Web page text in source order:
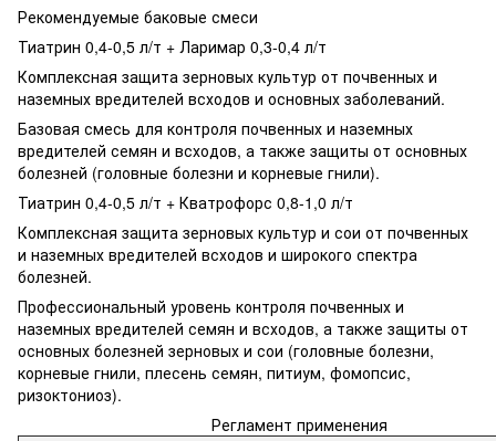
Рекомендуемые баковые смеси
Тиатрин 0,4-0,5 л/т + Ларимар 0,3-0,4 л/т
Комплексная защита зерновых культур от почвенных и
наземных вредителей всходов и основных заболеваний.
Базовая смесь для контроля почвенных и наземных
вредителей семян и всходов, а также защиты от основных
болезней (головные болезни и корневые гнили).
Тиатрин 0,4-0,5 л/т + Кватрофорс 0,8-1,0 л/т
Комплексная защита зерновых культур и сои от почвенных
и наземных вредителей всходов и широкого спектра
болезней.
Профессиональный уровень контроля почвенных и
наземных вредителей семян и всходов, а также защиты от
основных болезней зерновых и сои (головные болезни,
корневые гнили, плесень семян, питиум, фомопсис,
ризоктониоз).
Регламент применения